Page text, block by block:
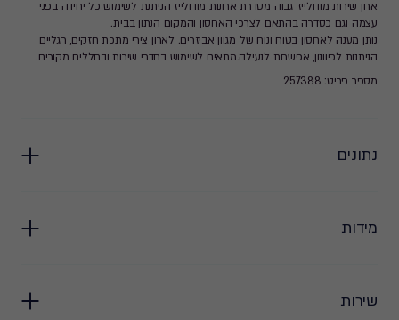
ארון שירות מודולייז גבוה מסדרת ארונות מודולייז הניתנת לשימוש כל יחידה בפני
עצמה וגם כסדרה בהתאם לצרכי האחסון והמקום הנתון בבית.
נותן מענה לאחסון בטוח ונוח של מגוון אביזרים. לארון צירי מתכת חזקים, רגליים
הניתנות לכיוונון, אפשרות לנעילה.מתאים לשימוש בחדרי שירות ובחללים מקורים.
מספר פריט: 257388
נתונים
מידות
שירות